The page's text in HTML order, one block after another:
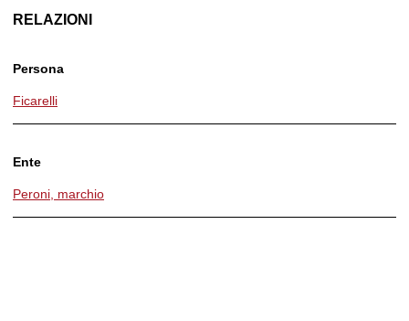
RELAZIONI
Persona
Ficarelli
Ente
Peroni, marchio